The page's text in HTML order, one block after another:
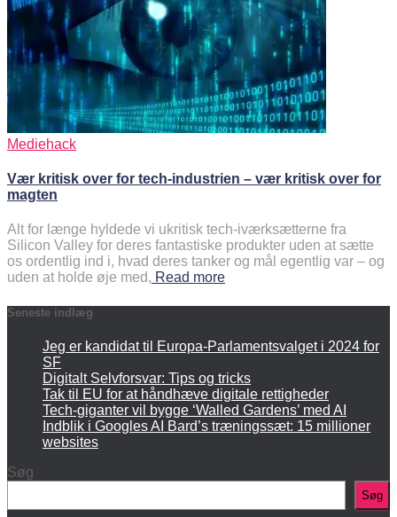
Mediehack
Vær kritisk over for tech-industrien – vær kritisk over for
magten
Alt for længe hyldede vi ukritisk tech-iværksætterne fra
Silicon Valley for deres fantastiske produkter uden at sætte
os ordentlig ind i, hvad deres tanker og mål egentlig var – og
uden at holde øje med, Read more
Seneste indlæg
Jeg er kandidat til Europa-Parlamentsvalget i 2024 for
SF
Digitalt Selvforsvar: Tips og tricks
Tak til EU for at håndhæve digitale rettigheder
Tech-giganter vil bygge ‘Walled Gardens’ med AI
Indblik i Googles AI Bard’s træningssæt: 15 millioner
websites
Søg
Søg